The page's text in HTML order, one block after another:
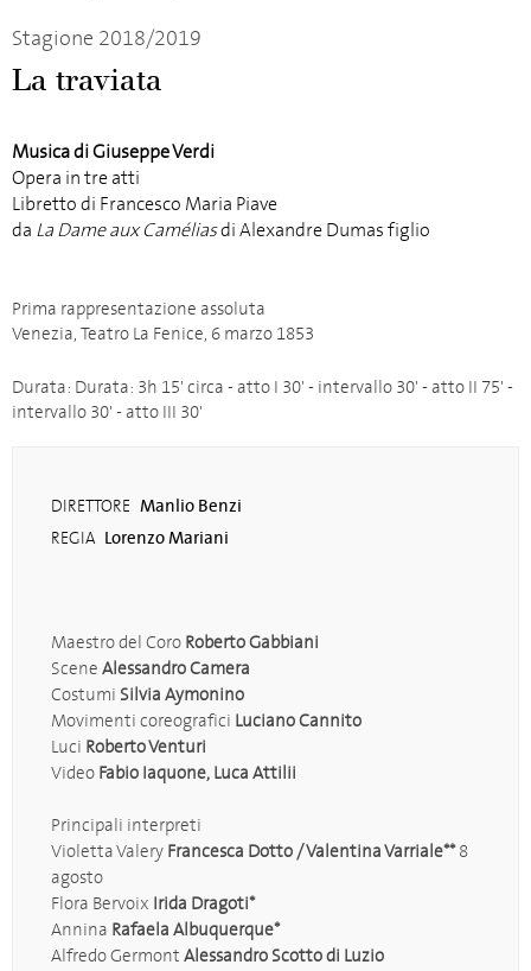
Stagione 2018/2019
La traviata
Musica di Giuseppe Verdi
Opera in tre atti
Libretto di Francesco Maria Piave
da La Dame aux Caméliasdi Alexandre Dumas figlio
Prima rappresentazione assoluta
Venezia, Teatro La Fenice, 6 marzo 1853
Durata: Durata: 3h 15' circa - atto I 30' - intervallo 30' - atto II 75' -
intervallo 30' - atto III 30'
DIRETTORE Manlio Benzi
REGIA Lorenzo Mariani
Maestro del Coro Roberto Gabbiani
Scene Alessandro Camera
Costumi Silvia Aymonino
Movimenti coreografici Luciano Cannito
Luci Roberto Venturi
Video Fabio Iaquone, Luca Attilii
Principali interpreti
Violetta Valery Francesca Dotto / Valentina Varriale**8
agosto
Flora Bervoix Irida Dragoti*
Annina Rafaela Albuquerque*
Alfredo Germont Alessandro Scotto di Luzio